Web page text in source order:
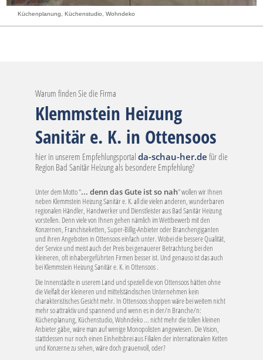
Küchenplanung, Küchenstudio, Wohndeko
Warum finden Sie die Firma
Klemmstein Heizung
Sanitär e. K. in Ottensoos
hier in unserem Empfehlungsportalda-schau-her.defür die
Region Bad Sanitär Heizung als besondere Empfehlung?
Unter dem Motto "... denn das Gute ist so nah" wollen wir Ihnen
neben Klemmstein Heizung Sanitär e. K. all die vielen anderen, wunderbaren
regionalen Händler, Handwerker und Dienstleister aus Bad Sanitär Heizung
vorstellen. Denn viele von Ihnen gehen nämlich im Wettbewerb mit den
Konzernen, Franchiseketten, Super-Billig-Anbieter oder Branchengiganten
und ihren Angeboten in Ottensoos einfach unter. Wobei die bessere Qualität,
der Service und meist auch der Preis bei genauerer Betrachtung bei den
kleineren, oft inhabergeführten Firmen besser ist. Und genauso ist das auch
bei Klemmstein Heizung Sanitär e. K. in Ottensoos .
Die Innenstädte in userem Land und speziell die von Ottensoos hätten ohne
die Vielfalt der kleineren und mittelständischen Unternehmen kein
charakteristisches Gesicht mehr. In Ottensoos shoppen wäre bei weitem nicht
mehr so attraktiv und spannend und wenn es in der/n Branche/n:
Küchenplanung, Küchenstudio, Wohndeko ... nicht mehr die tollen kleinen
Anbieter gäbe, wäre man auf wenige Monopolisten angewiesen. Die Vision,
stattdessen nur noch einen Einheitsbrei aus Filialen der internationalen Ketten
und Konzerne zu sehen, wäre doch grauenvoll, oder?